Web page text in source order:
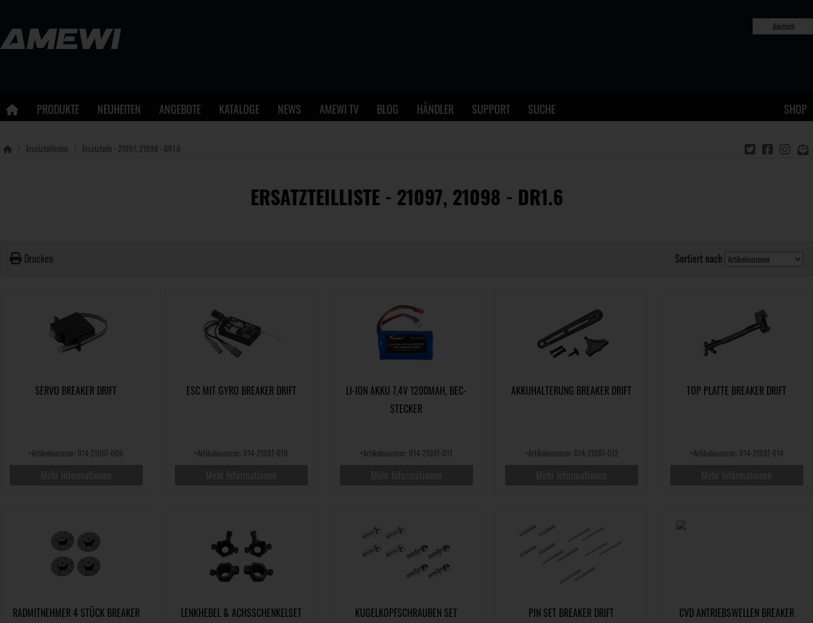
deutsch
PRODUKTE NEUHEITEN ANGEBOTE KATALOGE NEWS AMEWI TV BLOG HÄNDLER SUPPORT SUCHE SHOP
Ersatzteillisten Ersatzteile - 21097, 21098 - DR1.6
ERSATZTEILLISTE - 21097, 21098 - DR1.6
Drucken Sortiert nach
SERVO BREAKER DRIFT
•Artikelnummer: 014-21087-006
ESC MIT GYRO BREAKER DRIFT
•Artikelnummer: 014-21087-010
LI-ION AKKU 7,4V 1200MAH, BEC-
STECKER
•Artikelnummer: 014-21087-011
AKKUHALTERUNG BREAKER DRIFT
•Artikelnummer: 014-21087-012
TOP PLATTE BREAKER DRIFT
•Artikelnummer: 014-21087-014
RADMITNEHMER 4 STÜCK BREAKER
LENKHEBEL & ACHSSCHENKELSET
KUGELKOPFSCHRAUBEN SET
PIN SET BREAKER DRIFT
CVD ANTRIEBSWELLEN BREAKER